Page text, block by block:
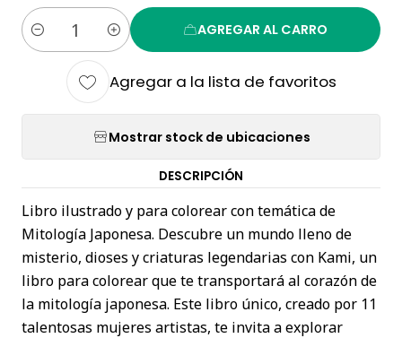
Cantidad
AGREGAR AL CARRO
Agregar a la lista de favoritos
Mostrar stock de ubicaciones
DESCRIPCIÓN
Libro ilustrado y para colorear con temática de
Mitología Japonesa. Descubre un mundo lleno de
misterio, dioses y criaturas legendarias con Kami, un
libro para colorear que te transportará al corazón de
la mitología japonesa. Este libro único, creado por 11
talentosas mujeres artistas, te invita a explorar